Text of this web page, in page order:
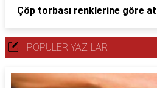
Çöp torbası renklerine göre
POPÜLER YAZILAR